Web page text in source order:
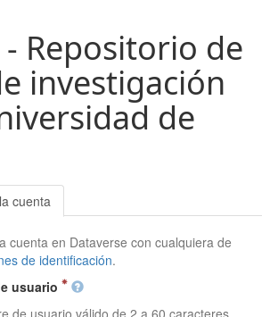
Repositorio de
investigación
de
cuenta
cuenta en Dataverse con cualquiera de
de identificación.
usuario
de usuario válido de 2 a 60 caracteres